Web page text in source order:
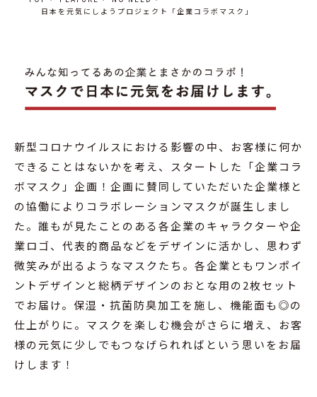
日本を元気にしようプロジェクト「企業コラボマスク」
新型コロナウイルスにおける影響の中、お客様に何か
できることはないかを考え、スタートした「企業コラ
ボマスク」企画！企画に賛同していただいた企業様と
の協働によりコラボレーションマスクが誕生しまし
た。誰もが見たことのある各企業のキャラクターや企
業ロゴ、代表的商品などをデザインに活かし、思わず
微笑みが出るようなマスクたち。各企業ともワンポイ
ントデザインと総柄デザインのおとな用の2枚セット
でお届け。保湿・抗菌防臭加工を施し、機能面も◎の
仕上がりに。マスクを楽しむ機会がさらに増え、お客
様の元気に少しでもつなげられればという思いをお届
けします！